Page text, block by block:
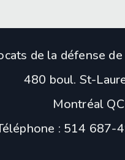
de la défense
480 boul. St-
Montréal
: 514 687-